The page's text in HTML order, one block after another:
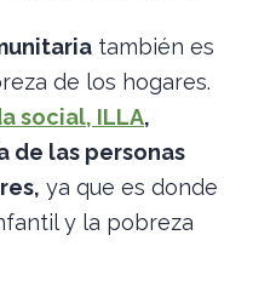
también es
de los hogares.
social, ILLA,
de las personas
ya que es donde
y la pobreza